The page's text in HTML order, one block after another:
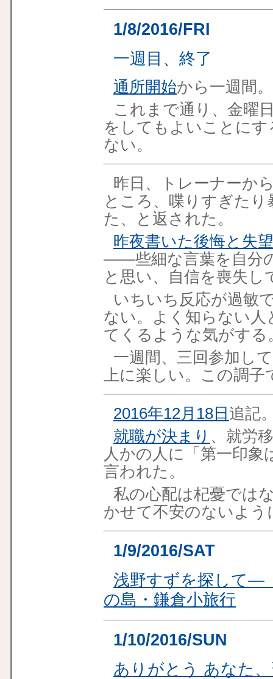
1/8/2016/FRI
一週目、終了
通所開始から一週間。
これまで通り、金曜
をしてもよいことに
ない。
昨日、トレーナーか
ところ、喋りすぎた
た、と返された。
昨夜書いた後悔と失
——些細な言葉を自分
と思い、自信を喪失
いちいち反応が過敏
ない。よく知らない
てくるような気がする
一週間、三回参加し
上に楽しい。この調
2016年12月18日 追記
就職が決まり 、就労
人かの人に「第一印
言われた。
私の心配は杞憂では
かせて不安のないよ
1/9/2016/SAT
浅野すずを探して—
の島・鎌倉小旅行
1/10/2016/SUN
ありがとう あなた